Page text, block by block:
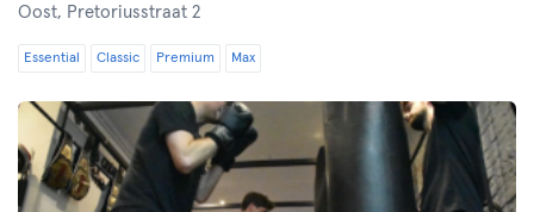
Oost, Pretoriusstraat 2
Essential Classic Premium Max